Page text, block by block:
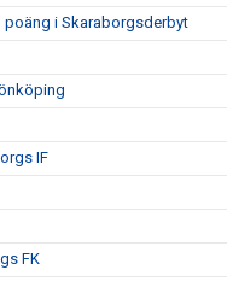
poäng i Skaraborgsderbyt
IF
FK